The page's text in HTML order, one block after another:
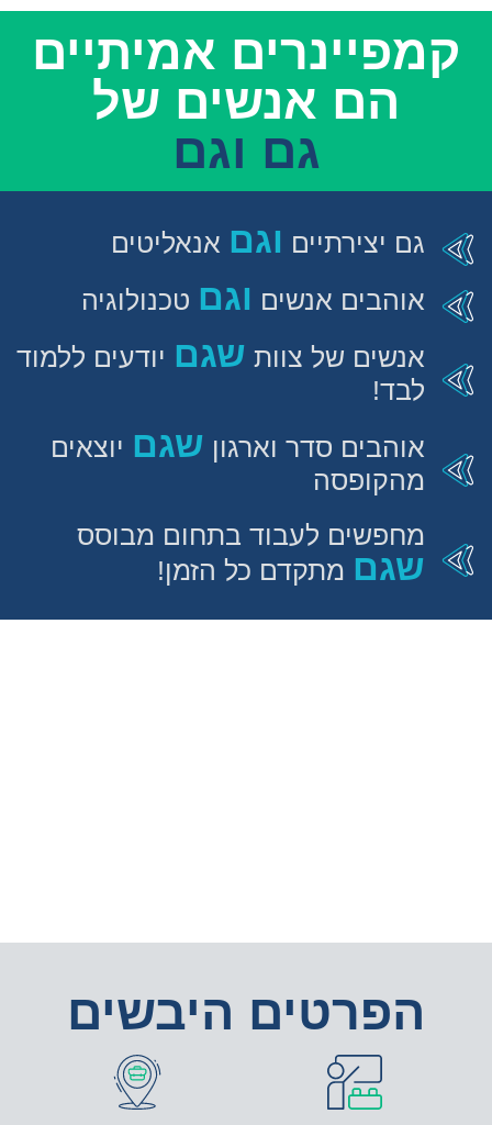
אמיתיים
הם אנשים של
גם וגם
גם יצירתייםוגםאנאליטים
אוהבים אנשיםוגםטכנולוגיה
אנשים של צוותשגםיודעים ללמוד
לבד!
אוהבים סדר וארגוןשגםיוצאים
מהקופסה
מחפשים לעבוד בתחום מבוסס
שגםמתקדם כל הזמן!
הפרטים היבשים